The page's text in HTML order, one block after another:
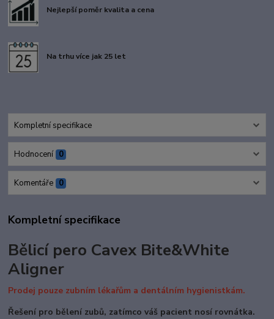
Nejlepší poměr kvalita a cena
Na trhu více jak 25 let
Kompletní specifikace
Hodnocení 0
Komentáře 0
Kompletní specifikace
Bělicí pero Cavex Bite&White
Aligner
Prodej pouze zubním lékařům a dentálním hygienistkám.
Řešení pro bělení zubů, zatímco váš pacient nosí rovnátka.